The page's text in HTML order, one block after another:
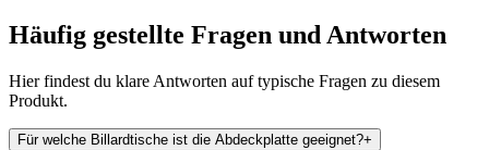
Häufig gestellte Fragen undAntworten
Hier findest du klare Antworten auf typische Fragen zu diesem
Produkt.
Für welche Billardtische ist die Abdeckplatte geeignet?+